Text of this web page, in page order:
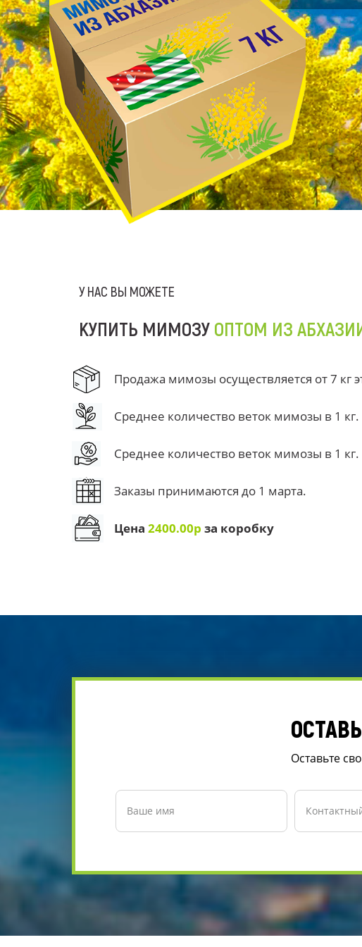
У НАС ВЫ МОЖЕТЕ
КУПИТЬ МИМОЗУ ОПТОМ ИЗ
Продажа мимозы осуществляется от 7 кг
Среднее количество веток мимозы в 1
Среднее количество веток мимозы в 1
Заказы принимаются до 1 марта.
Цена 2400.00р за коробку
Оставьте